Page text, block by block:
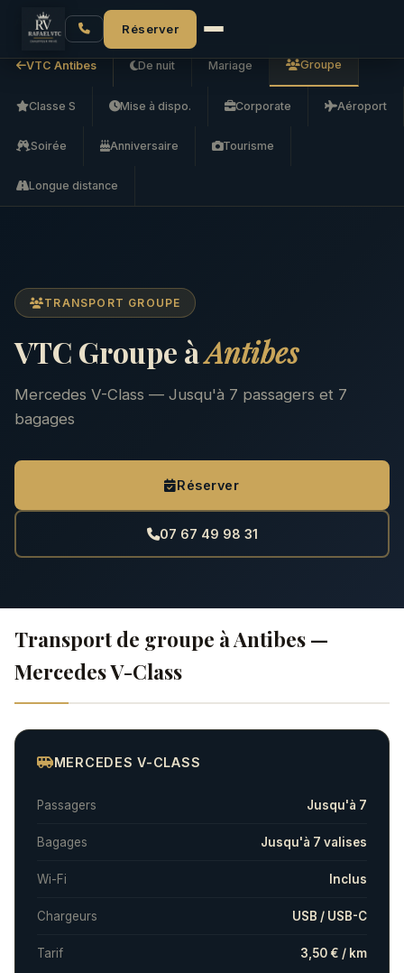
Réserver
Accueil VTC Antibes
VTC Antibes De nuit Mariage Groupe
Classe S Mise à dispo. Corporate Aéroport
Soirée Anniversaire Tourisme
Longue distance
TRANSPORT GROUPE
VTC Groupe àAntibes
Mercedes V-Class — Jusqu'à 7 passagers et 7
bagages
Réserver
07 67 49 98 31
Transport de groupe à Antibes —
Mercedes V-Class
MERCEDES V-CLASS
Passagers Jusqu'à 7
Bagages Jusqu'à 7 valises
Wi-Fi Inclus
Chargeurs USB / USB-C
Tarif 3,50 € / km